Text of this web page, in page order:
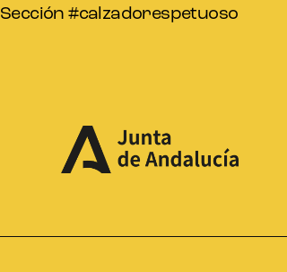
Sección #calzadorespetuoso